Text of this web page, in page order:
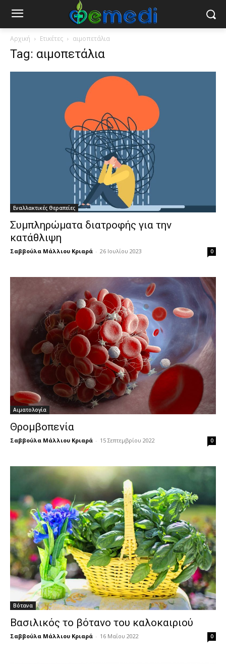
Αρχική Ετικέτες αιμοπετάλια
Tag: αιμοπετάλια
Εναλλακτικές Θεραπείες
Συμπληρώματα διατροφής για την
κατάθλιψη
Σαββούλα Μάλλιου Κριαρά - 26 Ιουλίου 2023 0
Αιματολογία
Θρομβοπενία
Σαββούλα Μάλλιου Κριαρά - 15 Σεπτεμβρίου 2022 0
Βότανα
Βασιλικός το βότανο του καλοκαιριού
Σαββούλα Μάλλιου Κριαρά - 16 Μαΐου 2022 0